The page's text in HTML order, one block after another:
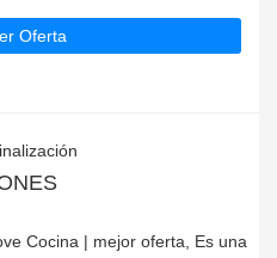
Oferta
Cocina | mejor oferta, Es una